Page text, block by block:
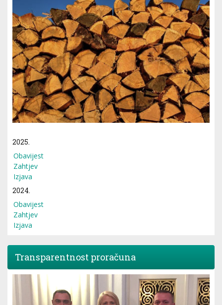
2025.
Obavijest
Zahtjev
Izjava
2024.
Obavijest
Zahtjev
Izjava
Transparentnost proračuna